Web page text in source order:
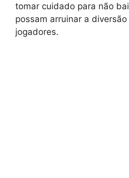
tomar cuidado para não
possam arruinar a
jogadores.